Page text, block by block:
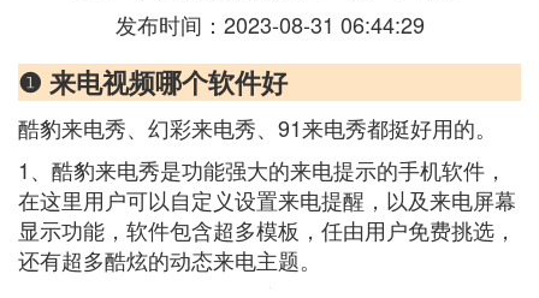
发布时间：2023-08-31 06:44:29
❶ 来电视频哪个软件好
酷豹来电秀、幻彩来电秀、91来电秀都挺好用的。
1、酷豹来电秀是功能强大的来电提示的手机软件，
在这里用户可以自定义设置来电提醒，以及来电屏幕
显示功能，软件包含超多模板，任由用户免费挑选，
还有超多酷炫的动态来电主题。